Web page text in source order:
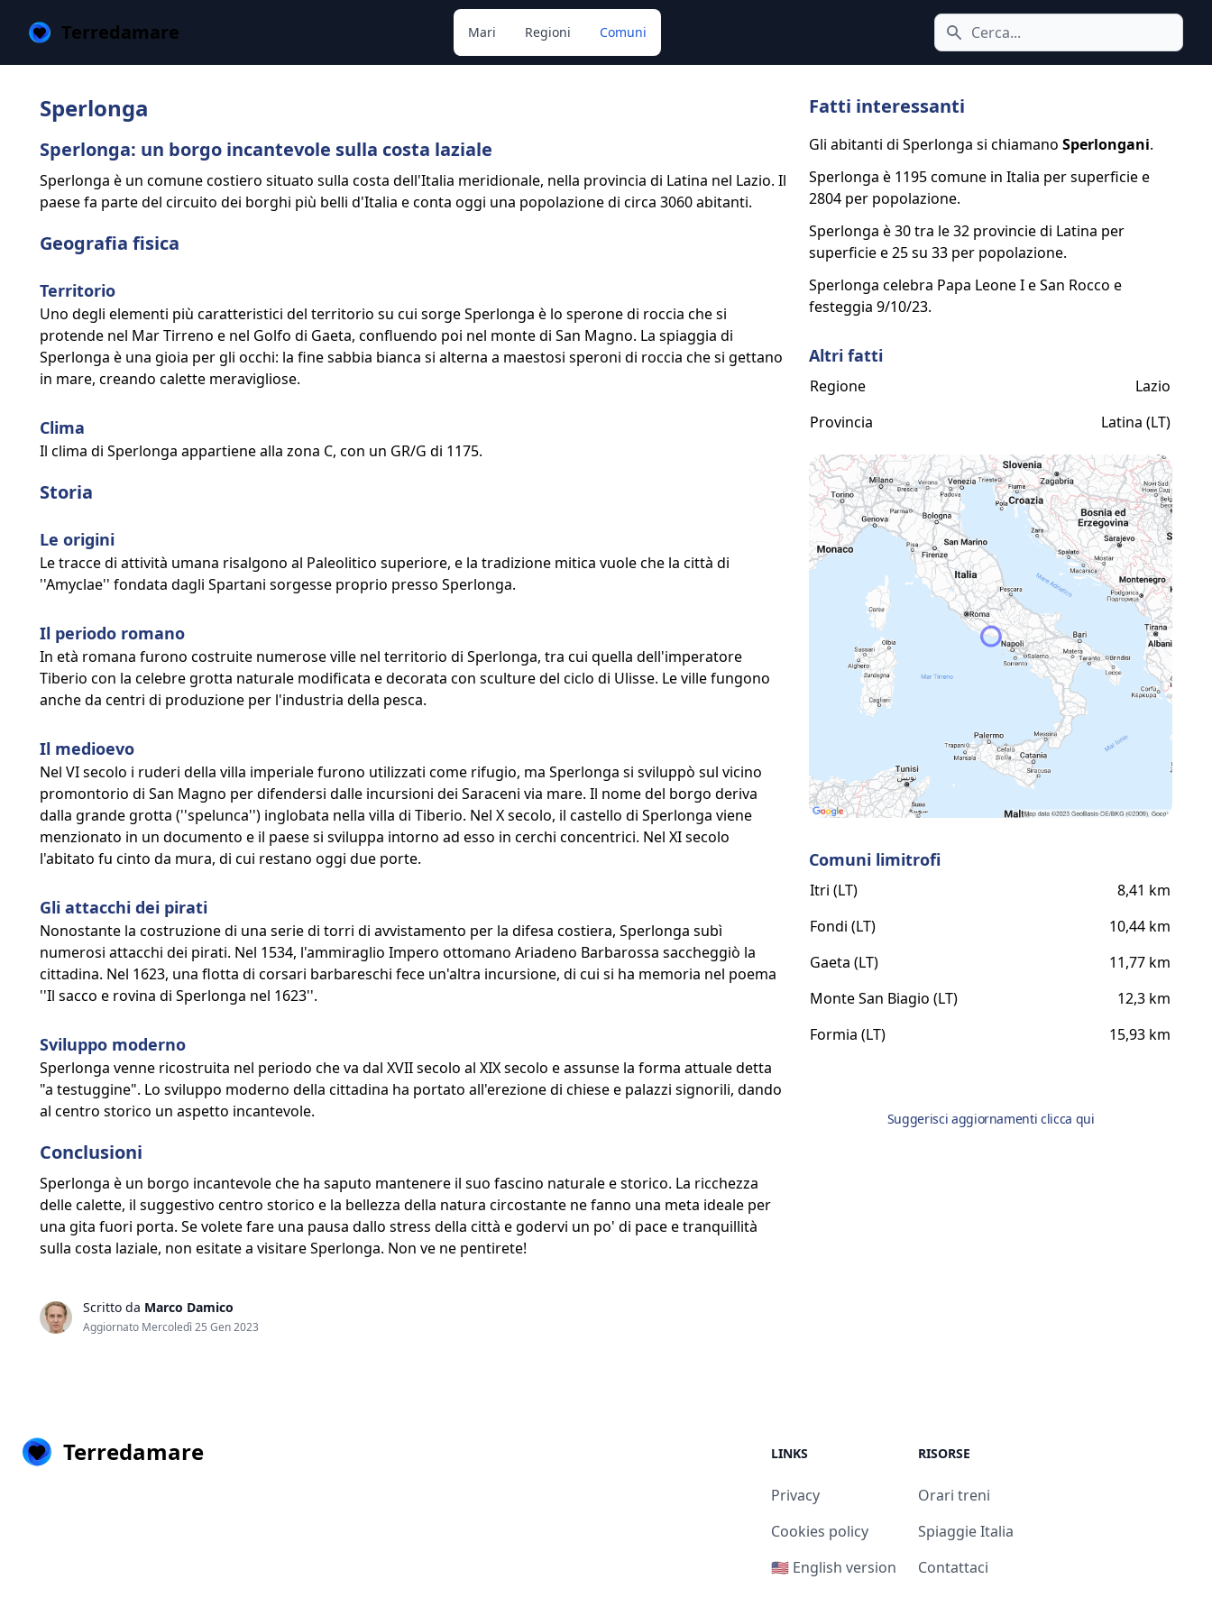
Terredamare Cerca icona
Mari Regioni Comuni
Sperlonga
Sperlonga: un borgo incantevole sulla costa laziale
Sperlonga è un comune costiero situato sulla costa dell'Italia meridionale, nella provincia di Latina nel Lazio. Il
paese fa parte del circuito dei borghi più belli d'Italia e conta oggi una popolazione di circa 3060 abitanti.
Geografia fisica
Territorio
Uno degli elementi più caratteristici del territorio su cui sorge Sperlonga è lo sperone di roccia che si
protende nel Mar Tirreno e nel Golfo di Gaeta, confluendo poi nel monte di San Magno. La spiaggia di
Sperlonga è una gioia per gli occhi: la fine sabbia bianca si alterna a maestosi speroni di roccia che si gettano
in mare, creando calette meravigliose.
Clima
Il clima di Sperlonga appartiene alla zona C, con un GR/G di 1175.
Storia
Le origini
Le tracce di attività umana risalgono al Paleolitico superiore, e la tradizione mitica vuole che la città di
''Amyclae'' fondata dagli Spartani sorgesse proprio presso Sperlonga.
Il periodo romano
In età romana furono costruite numerose ville nel territorio di Sperlonga, tra cui quella dell'imperatore
Tiberio con la celebre grotta naturale modificata e decorata con sculture del ciclo di Ulisse. Le ville fungono
anche da centri di produzione per l'industria della pesca.
Il medioevo
Nel VI secolo i ruderi della villa imperiale furono utilizzati come rifugio, ma Sperlonga si sviluppò sul vicino
promontorio di San Magno per difendersi dalle incursioni dei Saraceni via mare. Il nome del borgo deriva
dalla grande grotta (''spelunca'') inglobata nella villa di Tiberio. Nel X secolo, il castello di Sperlonga viene
menzionato in un documento e il paese si sviluppa intorno ad esso in cerchi concentrici. Nel XI secolo
l'abitato fu cinto da mura, di cui restano oggi due porte.
Gli attacchi dei pirati
Nonostante la costruzione di una serie di torri di avvistamento per la difesa costiera, Sperlonga subì
numerosi attacchi dei pirati. Nel 1534, l'ammiraglio Impero ottomano Ariadeno Barbarossa saccheggiò la
cittadina. Nel 1623, una flotta di corsari barbareschi fece un'altra incursione, di cui si ha memoria nel poema
''Il sacco e rovina di Sperlonga nel 1623''.
Sviluppo moderno
Sperlonga venne ricostruita nel periodo che va dal XVII secolo al XIX secolo e assunse la forma attuale detta
"a testuggine". Lo sviluppo moderno della cittadina ha portato all'erezione di chiese e palazzi signorili, dando
al centro storico un aspetto incantevole.
Conclusioni
Sperlonga è un borgo incantevole che ha saputo mantenere il suo fascino naturale e storico. La ricchezza
delle calette, il suggestivo centro storico e la bellezza della natura circostante ne fanno una meta ideale per
una gita fuori porta. Se volete fare una pausa dallo stress della città e godervi un po' di pace e tranquillità
sulla costa laziale, non esitate a visitare Sperlonga. Non ve ne pentirete!
Scritto da Marco Damico
Aggiornato Mercoledì 25 Gen 2023
Fatti interessanti
Gli abitanti di Sperlonga si chiamanoSperlongani.
Sperlonga è 1195 comune in Italia per superficie e
2804 per popolazione.
Sperlonga è 30 tra le 32 provincie di Latina per
superficie e 25 su 33 per popolazione.
Sperlonga celebra Papa Leone I e San Rocco e
festeggia 9/10/23.
Altri fatti
Regione
Lazio
Provincia
Latina (LT)
Comuni limitrofi
Itri (LT)
8,41 km
Fondi (LT)
10,44 km
Gaeta (LT)
11,77 km
Monte San Biagio (LT)
12,3 km
Formia (LT)
15,93 km
Suggerisci aggiornamenti clicca qui
Terredamare LINKS
Privacy
Cookies policy
🇺🇸 English version
RISORSE
Orari treni
Spiaggie Italia
Contattaci